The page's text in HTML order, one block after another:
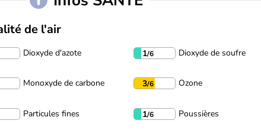
de l'air
Dioxyde d'azote 1/6 Dioxyde de soufre
Monoxyde de carbone 3/6 Ozone
Particules fines 1/6 Poussières